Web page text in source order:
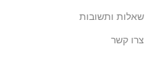
שאלות ותשובות
צרו קשר